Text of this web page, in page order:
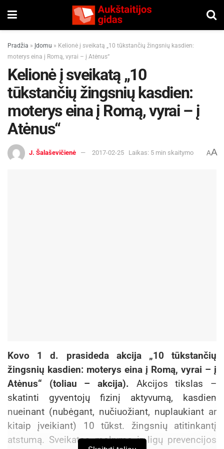
Pradžia » Įdomu » Kelionė į sveikatą „10 tūkstančių žingsnių kasdien:
moterys eina į Romą, vyrai – į Atėnus“
Kelionė į sveikatą „10
tūkstančių žingsnių kasdien:
moterys eina į Romą, vyrai – į
Atėnus“
J. Šalaševičienė 2017-02-25 Laikas: 5 min skaitymo AA
Kovo 1 d. prasideda akcija „10 tūkstančių
žingsnių kasdien: moterys eina į Romą, vyrai – į
Atėnus“ (toliau – akcija). Akcijos tikslas –
skatinti gyventojų fizinį aktyvumą, kasdien
nueinant (nubėgant, nučiuožiant, nuplaukiant ar
kitaip įveikiant) 10 tūkst. žingsnių atitinkantį
atstumą. Sveikatos mokymo ir ligų prevencijos